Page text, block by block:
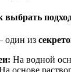
выбрать
один из
На водной